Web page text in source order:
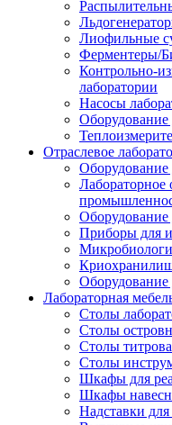
Лиофильные
Ферментеры/
Контрольно-
лаборатории
Насосы
Оборудование
Отраслевое
Оборудование
Лабораторное
Приборы для
Оборудование
Лабораторная
Столы
Столы
Столы
Столы
Шкафы для
Шкафы
Надставки